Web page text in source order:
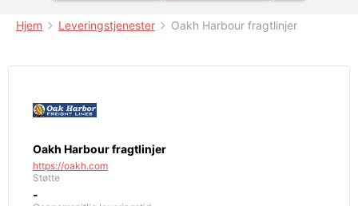
Hjem Leveringstjenester Oakh Harbour fragtlinjer
Oakh Harbour fragtlinjer
https://oakh.com
Støtte
-